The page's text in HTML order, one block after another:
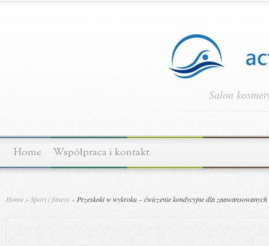
Salon
Home Współpraca i kontakt
Home »Sport i fitness » Przeskoki w wykroku – ćwiczenie kondycyjne dla zaawansowanych